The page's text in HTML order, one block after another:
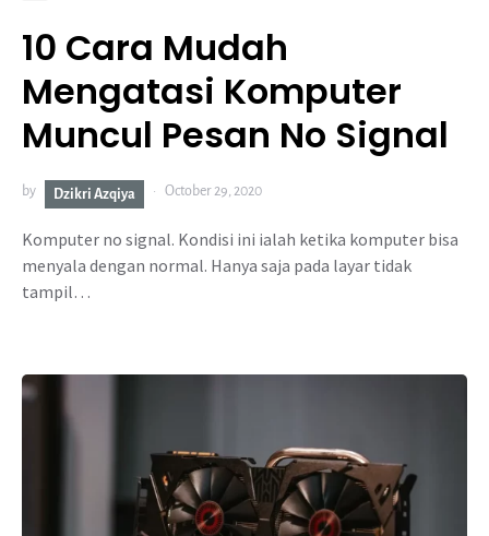
10 Cara Mudah
Mengatasi Komputer
Muncul Pesan No Signal
by Dzikri Azqiya October 29, 2020
Komputer no signal. Kondisi ini ialah ketika komputer bisa
menyala dengan normal. Hanya saja pada layar tidak
tampil…